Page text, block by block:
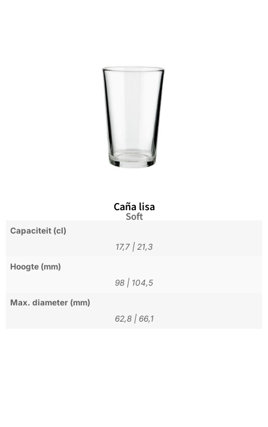
Caña lisa
Soft
Capaciteit (cl)
17,7 | 21,3
Hoogte (mm)
98 | 104,5
Max. diameter (mm)
62,8| 66,1